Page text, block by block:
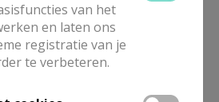
en beeldvan het
en laten ons
registratie van je
te verbeteren.